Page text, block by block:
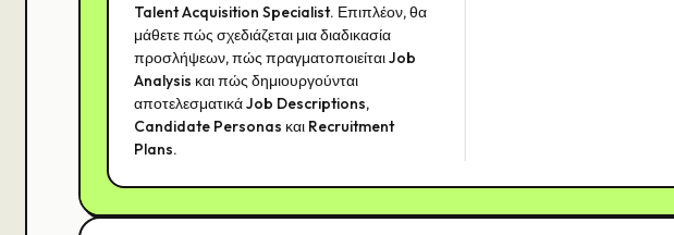
Talent Acquisition Specialist. Επιπλέον, θα
μάθετε πώς σχεδιάζεται μια διαδικασία
προσλήψεων, πώς πραγματοποιείται Job
Analysis και πώς δημιουργούνται
αποτελεσματικά Job Descriptions,
Candidate Personas και Recruitment
Plans.